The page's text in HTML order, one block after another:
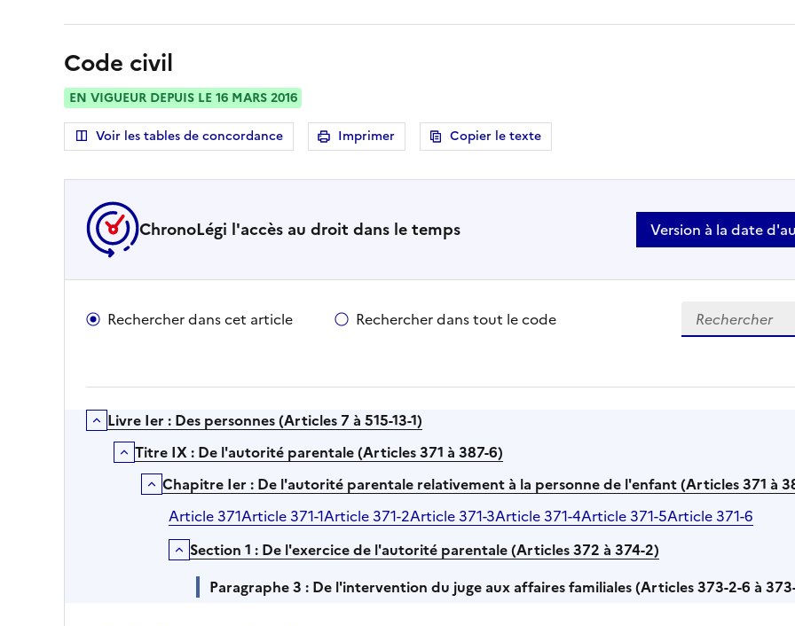
Code civil
EN VIGUEUR DEPUIS LE 16 MARS 2016
Voir les tables de concordance Imprimer
la page Copier le texte
ChronoLégi l'accès au droit dans le temps Version à la date
Rechercher dans cet article Rechercher dans tout le code
Livre Ier : Des personnes (Articles 7 à 515-13-1)
Déplier/Replier
Titre IX : De l'autorité parentale (Articles 371 à 387-6)
Déplier/Replier
Chapitre Ier : De l'autorité parentale relativement à la personne de l'enfant (Articles 371 à
Déplier/Replier
Article 371Article 371-1Article 371-2Article 371-3Article 371-4Article 371-5Article 371-6
Section 1 : De l'exercice de l'autorité parentale (Articles 372 à 374-2)
Déplier/Replier
Paragraphe 3 : De l'intervention du juge aux affaires familiales (Articles 373-2-6 à